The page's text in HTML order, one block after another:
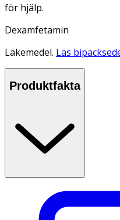
för hjälp.
Dexamfetamin
Läkemedel. Läs
Produktfakta